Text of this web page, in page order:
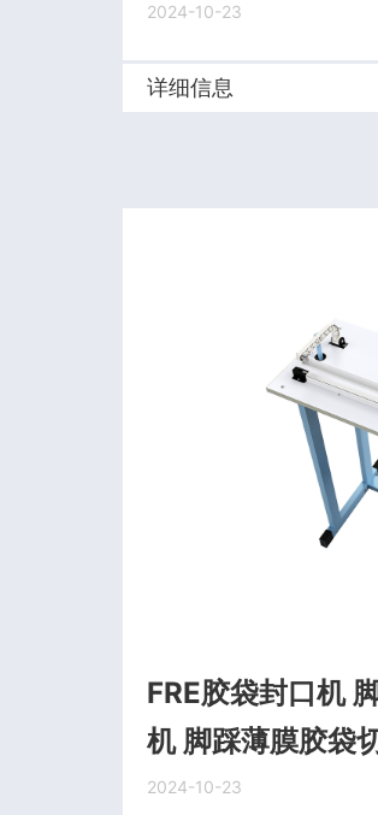
2024-10-23
详细信息
FRE胶袋封口机
机 脚踩薄膜胶袋
2024-10-23